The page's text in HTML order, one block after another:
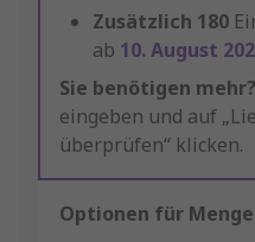
Zusätzlich 180
ab 10. August
Sie benötigen mehr?
eingeben und auf
überprüfen“ klicken.
Optionen für